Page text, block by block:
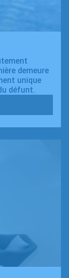
demeure
unique
défunt.